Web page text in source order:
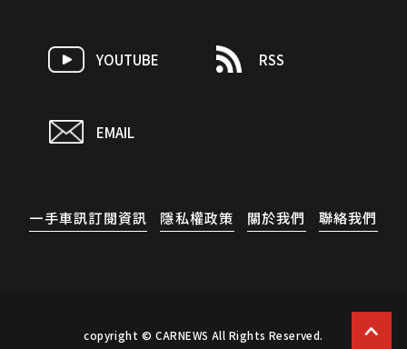
YOUTUBE RSS
EMAIL
一手車訊訂閱資訊 隱私權政策 關於我們 聯絡我們
copyright © CARNEWS All Rights Reserved.